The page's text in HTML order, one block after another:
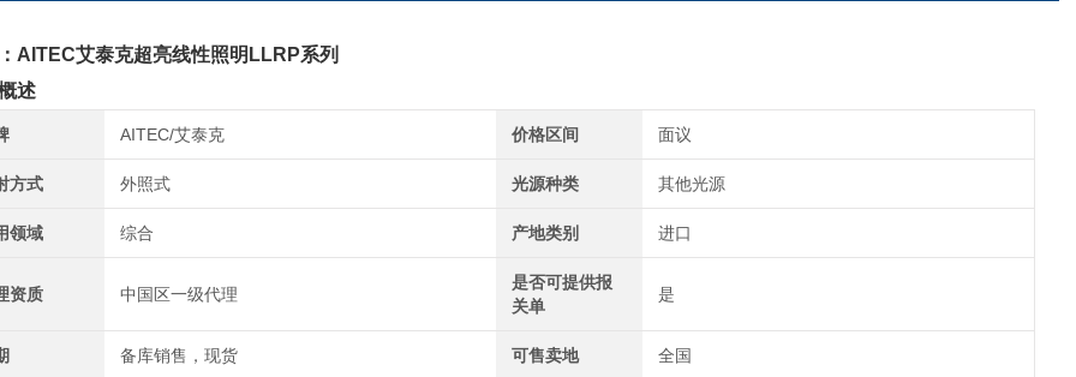
AITEC艾泰克超亮线性照明LLRP系列
述
AITEC/艾泰克 价格区间 面议
方式 外照式 光源种类 其他光源
领域 综合 产地类别 进口
资质 中国区一级代理
是否可提供报
关单
是
备库销售，现货 可售卖地 全国